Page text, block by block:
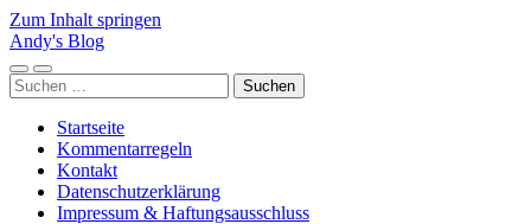
Zum Inhalt springen
Andy's Blog
Mobile-
Menü
Suchfeld
ein-/ausblenden
Suchen
nach:
Startseite
Kommentarregeln
Kontakt
Datenschutzerklärung
Impressum & Haftungsausschluss